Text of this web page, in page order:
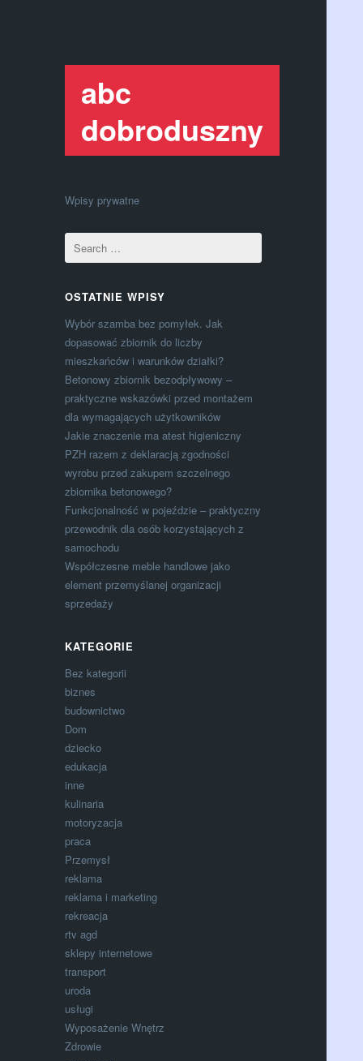
abc
dobroduszny
Wpisy prywatne
OSTATNIE WPISY
Wybór szamba bez pomyłek. Jak
dopasować zbiornik do liczby
mieszkańców i warunków działki?
Betonowy zbiornik bezodpływowy –
praktyczne wskazówki przed montażem
dla wymagających użytkowników
Jakie znaczenie ma atest higieniczny
PZH razem z deklaracją zgodności
wyrobu przed zakupem szczelnego
zbiornika betonowego?
Funkcjonalność w pojeździe – praktyczny
przewodnik dla osób korzystających z
samochodu
Współczesne meble handlowe jako
element przemyślanej organizacji
sprzedaży
KATEGORIE
Bez kategorii
biznes
budownictwo
Dom
dziecko
edukacja
inne
kulinaria
motoryzacja
praca
Przemysł
reklama
reklama i marketing
rekreacja
rtv agd
sklepy internetowe
transport
uroda
usługi
Wyposażenie Wnętrz
Zdrowie